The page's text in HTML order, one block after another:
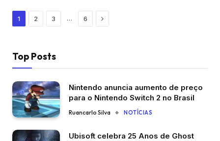
1 2 3 … 6 Next
Top Posts
Nintendo anuncia aumento de preço
para o Nintendo Switch 2 no Brasil
Ruancarlo Silva NOTÍCIAS
Ubisoft celebra 25 Anos de Ghost